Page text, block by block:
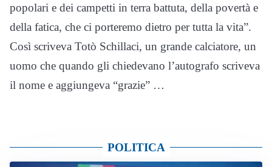
popolari e dei campetti in terra battuta, della povertà e
della fatica, che ci porteremo dietro per tutta la vita”.
Così scriveva Totò Schillaci, un grande calciatore, un
uomo che quando gli chiedevano l’autografo scriveva
il nome e aggiungeva “grazie” …
POLITICA